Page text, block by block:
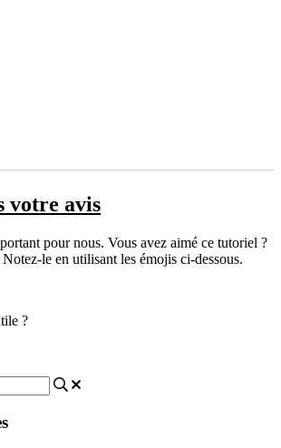
votre avis
pour nous. Vous avez aimé ce tutoriel ?
le en utilisant les émojis ci-dessous.
?